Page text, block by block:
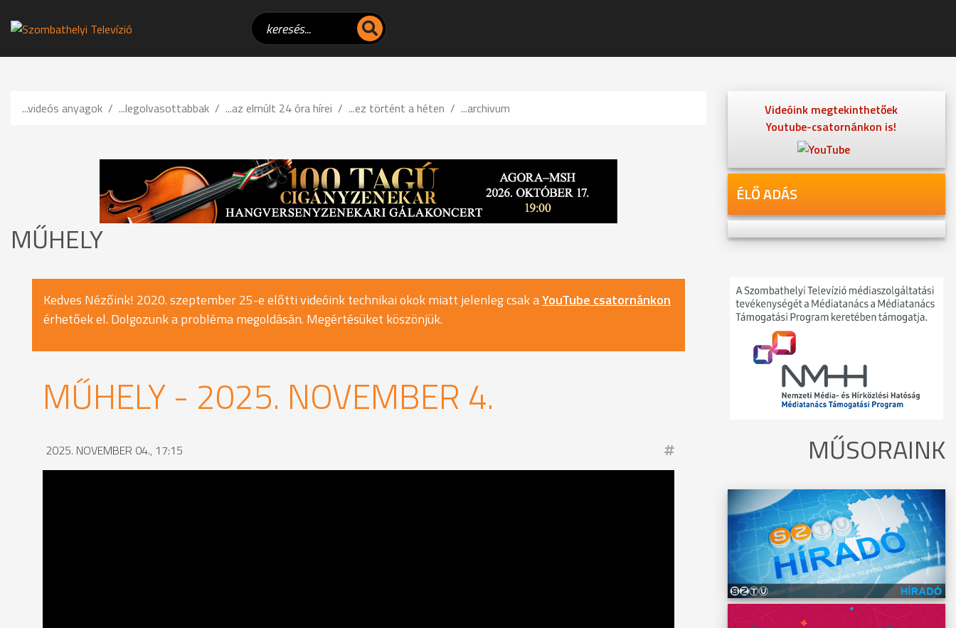
...videós anyagok ...legolvasottabbak ...az elmúlt 24 óra hírei ...ez történt a héten ...archivum
MŰHELY
Kedves Nézőink! 2020. szeptember 25-e előtti videóink technikai okok miatt jelenleg csak aYouTube csatornánkon
érhetőek el. Dolgozunk a probléma megoldásán. Megértésüket köszönjük.
MŰHELY - 2025. NOVEMBER 4.
2025. NOVEMBER 04., 17:15
Videóink megtekinthetőek
Youtube-csatornánkon is!
ÉLŐ ADÁS
MŰSORAINK